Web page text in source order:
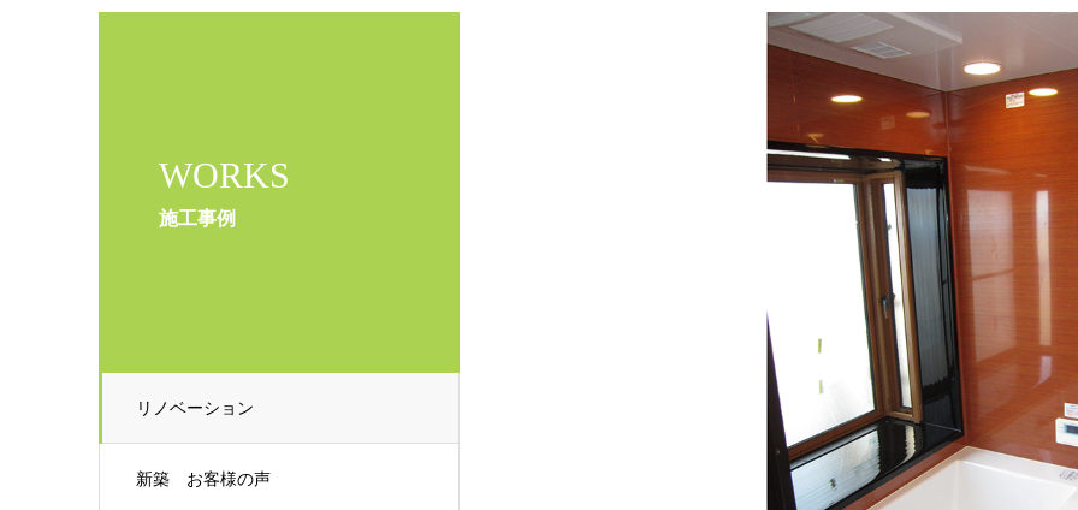
WORKS
施工事例
リノベーション
新築 お客様の声